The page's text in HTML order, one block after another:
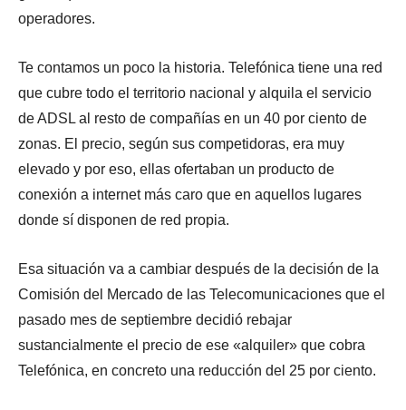
operadores.
Te contamos un poco la historia. Telefónica tiene una red
que cubre todo el territorio nacional y alquila el servicio
de ADSL al resto de compañías en un 40 por ciento de
zonas. El precio, según sus competidoras, era muy
elevado y por eso, ellas ofertaban un producto de
conexión a internet más caro que en aquellos lugares
donde sí disponen de red propia.
Esa situación va a cambiar después de la decisión de la
Comisión del Mercado de las Telecomunicaciones que el
pasado mes de septiembre decidió rebajar
sustancialmente el precio de ese «alquiler» que cobra
Telefónica, en concreto una reducción del 25 por ciento.